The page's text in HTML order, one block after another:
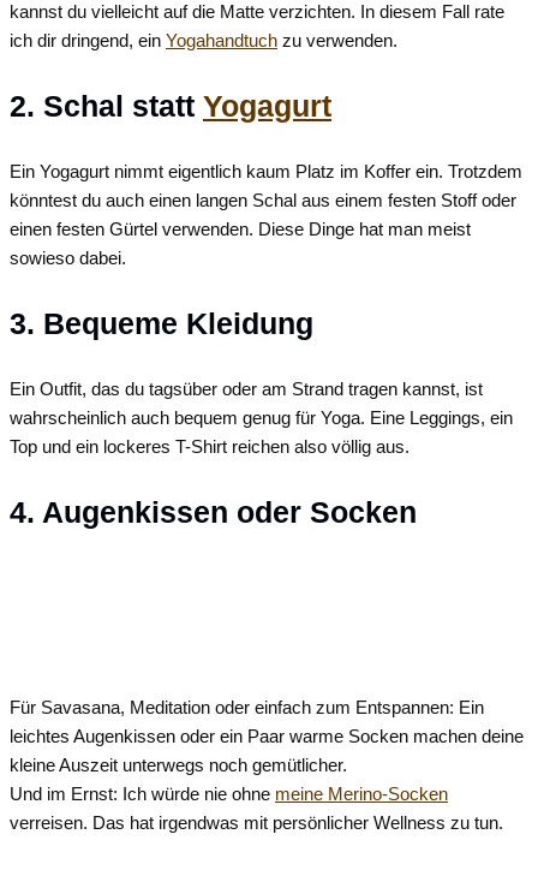
kannst du vielleicht auf die Matte verzichten. In diesem Fall rate
ich dir dringend, ein Yogahandtuch zu verwenden.
2. Schal statt Yogagurt
Ein Yogagurt nimmt eigentlich kaum Platz im Koffer ein. Trotzdem
könntest du auch einen langen Schal aus einem festen Stoff oder
einen festen Gürtel verwenden. Diese Dinge hat man meist
sowieso dabei.
3. Bequeme Kleidung
Ein Outfit, das du tagsüber oder am Strand tragen kannst, ist
wahrscheinlich auch bequem genug für Yoga. Eine Leggings, ein
Top und ein lockeres T-Shirt reichen also völlig aus.
4. Augenkissen oder Socken
Für Savasana, Meditation oder einfach zum Entspannen: Ein
leichtes Augenkissen oder ein Paar warme Socken machen deine
kleine Auszeit unterwegs noch gemütlicher.
Und im Ernst: Ich würde nie ohne meine Merino-Socken
verreisen. Das hat irgendwas mit persönlicher Wellness zu tun.